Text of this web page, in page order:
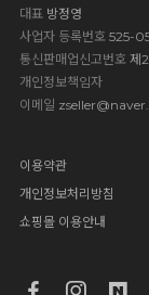
대표방정영
사업자 등록번호 525-
통신판매업신고번호 제
개인정보책임자
이메일
이용약관
개인정보처리방침
쇼핑몰 이용안내